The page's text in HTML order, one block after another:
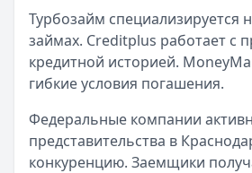
Категория:
МФО
Читать новость
Смс о «одобренном займе» от
Кратко: Пришло СМС об одобрении
Опубликовано:
Категория:МФО
Читать новость
Все новости
Турбозайм специализируется
займах. Creditplus работает с
кредитной историей.
гибкие условия погашения.
Федеральные компании
представительства в
конкуренцию. Заемщики